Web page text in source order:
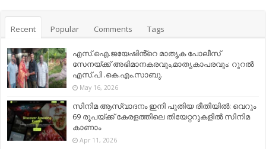
Recent Popular Comments Tags
എസ്.ഐ.ജയേഷിൻ്റെ മാതൃക പോലീസ്
സേനയ്ക്ക് അഭിമാനകരവും,മാതൃകാപരവും: റൂറൽ
എസ്.പി .കെ.എം.സാബു.
May 16, 2026
സിനിമ ആസ്വാദനം ഇനി പുതിയ രീതിയിൽ: വെറും
69 രൂപയ്ക്ക് കേരളത്തിലെ തിയേറ്ററുകളിൽ സിനിമ
കാണാം
Apr 11, 2026